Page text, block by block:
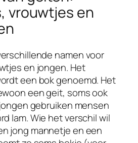
vrouwtjes en
namen voor
en jongen. Het
een bok genoemd. Het
een geit, soms ook
gebruiken mensen
lam. Wie het verschil wil
jong mannetje en een